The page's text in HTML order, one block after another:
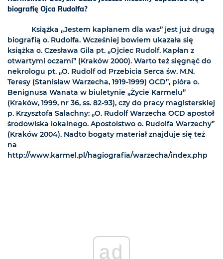
biografię Ojca Rudolfa?
Książka „Jestem kapłanem dla was” jest już drugą
biografią o. Rudolfa. Wcześniej bowiem ukazała się
książka o. Czesława Gila pt. „Ojciec Rudolf. Kapłan z
otwartymi oczami” (Kraków 2000). Warto też sięgnąć do
nekrologu pt. „O. Rudolf od Przebicia Serca św. M.N.
Teresy (Stanisław Warzecha, 1919-1999) OCD”, pióra o.
Benignusa Wanata w biuletynie „Życie Karmelu”
(Kraków, 1999, nr 36, ss. 82-93), czy do pracy magisterskiej
p. Krzysztofa Salachny: „O. Rudolf Warzecha OCD apostoł
środowiska lokalnego. Apostolstwo o. Rudolfa Warzechy”
(Kraków 2004). Nadto bogaty materiał znajduje się też
na
http://www.karmel.pl/hagiografia/warzecha/index.php
ad